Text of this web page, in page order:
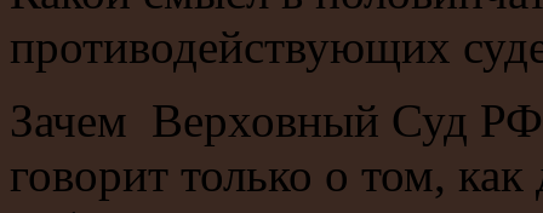
противодействующих
Зачем Верховный Суд
говорит только о том,